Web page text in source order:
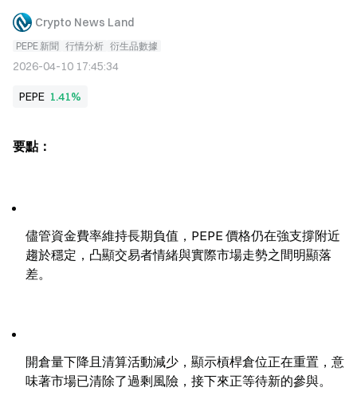
Crypto News Land
PEPE 新聞 行情分析 衍生品數據
2026-04-10 17:45:34
PEPE 1.41%
要點：
儘管資金費率維持長期負值，PEPE 價格仍在強支撐附近
趨於穩定，凸顯交易者情緒與實際市場走勢之間明顯落
差。
開倉量下降且清算活動減少，顯示槓桿倉位正在重置，意
味著市場已清除了過剩風險，接下來正等待新的參與。